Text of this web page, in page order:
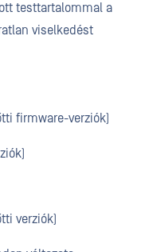
testtartalommal a
viselkedést
firmware-verziók)
verziók)